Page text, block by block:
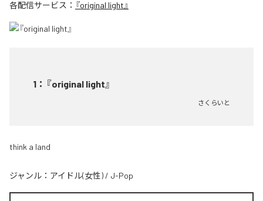
各配信サービス： 『original light』
1 ： 『original light』
さくらいと
think a land
ジャンル： アイドル(女性) / J-Pop